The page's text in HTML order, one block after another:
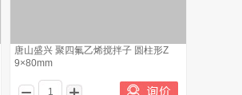
唐山盛兴 聚四氟乙烯搅拌子 圆柱形Z
9×80mm